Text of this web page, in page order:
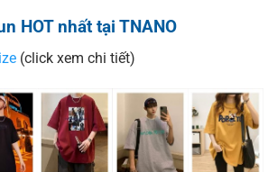
HOT nhất tại TNANO
(click xem chi tiết)